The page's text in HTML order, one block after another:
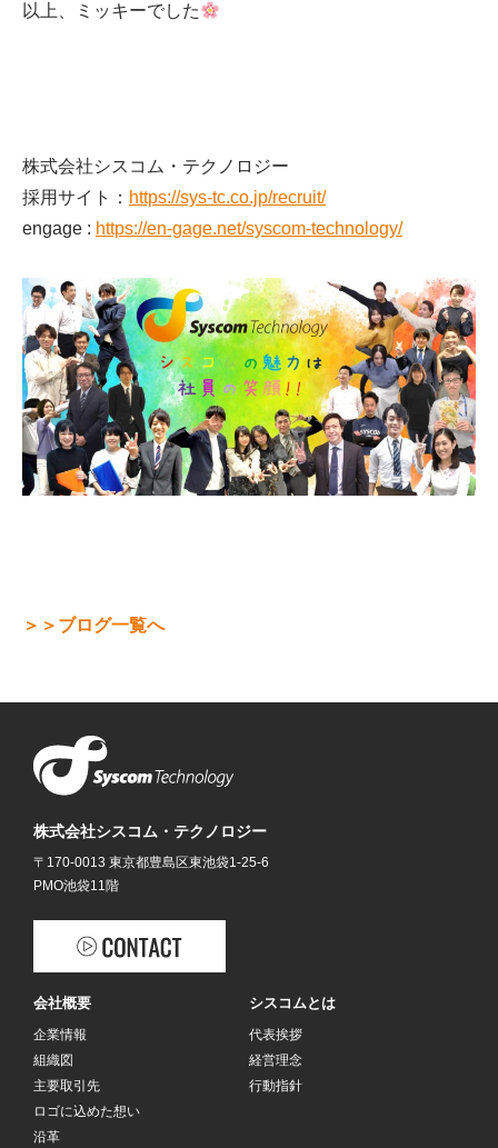
以上、ミッキーでした
株式会社シスコム・テクノロジー
採用サイト： https://sys-tc.co.jp/recruit/
engage : https://en-gage.net/syscom-technology/
＞＞ブログ一覧へ
株式会社シスコム・テクノロジー
〒170-0013 東京都豊島区東池袋1-25-6
PMO池袋11階
会社概要
企業情報
組織図
主要取引先
ロゴに込めた想い
沿革
シスコムとは
代表挨拶
経営理念
行動指針